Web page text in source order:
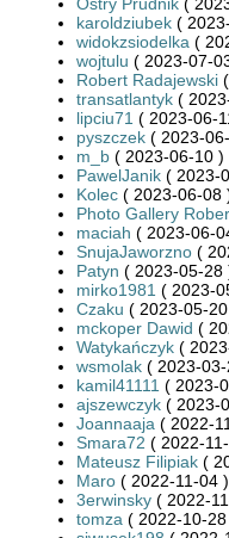
karoldziubek (
widokzsiodelka (
wojtulu ( 2023-07-
Robert Radajewski
transatlantyk (
lipciu71 ( 2023-06-
pyszczek ( 2023-
m_b ( 2023-06-10 )
PawelJanik ( 2023-
Kolec ( 2023-06-08
Photo Gallery
maciah ( 2023-06-
SnujaJaworzno (
Patyn ( 2023-05-28
mirko1981 ( 2023-
Czaku ( 2023-05-
mckoper Dawid (
Watykańczyk (
wsmolak ( 2023-
kamil41111 ( 2023-
ajszewczyk ( 2023-
Joannaaja ( 2022-
Smara72 ( 2022-
Mateusz Filipiak (
Maro ( 2022-11-04 )
3erwinsky ( 2022-
tomza ( 2022-10-28